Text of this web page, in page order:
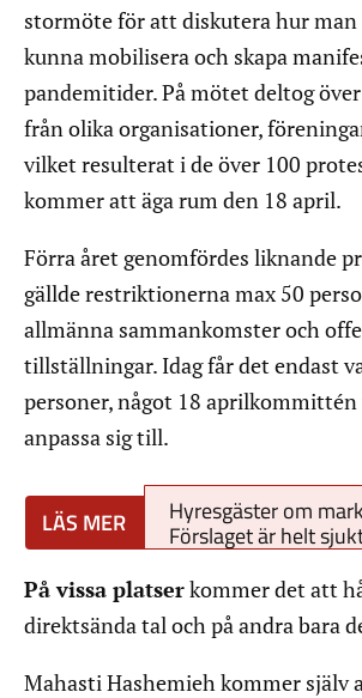
stormöte för att diskutera hur man
kunna mobilisera och skapa
pandemitider. På mötet deltog
från olika organisationer,
vilket resulterat i de över 100
kommer att äga rum den 18 april.
Förra året genomfördes liknande
gällde restriktionerna max 50
allmänna sammankomster och
tillställningar. Idag får det endast
personer, något 18
anpassa sig till.
Hyresgäster om
Förslaget är helt
På vissa platserkommer det att
direktsända tal och på andra bara
Mahasti Hashemieh kommer själv